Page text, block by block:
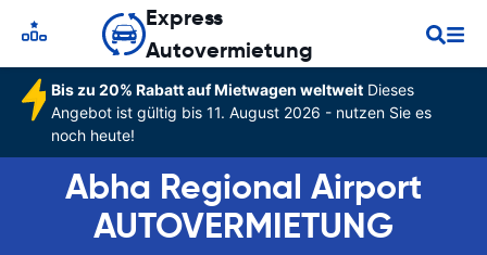
Express
Autovermietung
Bis zu 20% Rabatt auf Mietwagen weltweitDieses
Angebot ist gültig bis 11. August 2026 - nutzen Sie es
noch heute!
Abha Regional Airport
AUTOVERMIETUNG